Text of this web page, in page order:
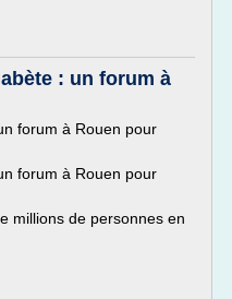
: un forum à
forum à Rouen pour
forum à Rouen pour
millions de personnes en